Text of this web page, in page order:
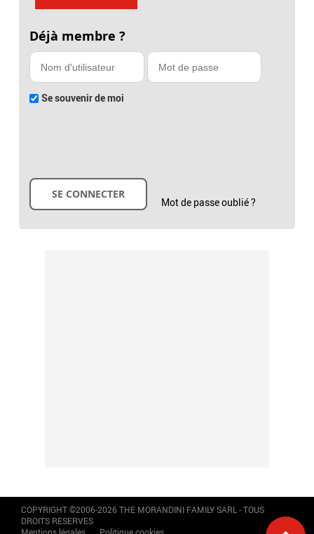
Déjà membre ?
Se souvenir de moi
Mot de passe oublié ?
COPYRIGHT ©2006-2026 THE MORANDINI FAMILY SARL - TOUS
DROITS RESERVES